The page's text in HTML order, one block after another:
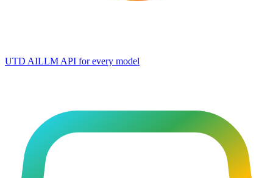
UTD AILLM API for every model